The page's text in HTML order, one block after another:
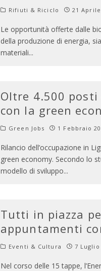
Rifiuti & Riciclo 21 Aprile
Le opportunità offerte dalle
della produzione di energia,
materiali...
Oltre 4.500
con la green
Green Jobs 1 Febbraio
Rilancio dell’occupazione in
green economy. Secondo lo
modello di sviluppo...
Tutti in piazza
appuntamenti
Eventi & Cultura 7 Luglio
Nel corso delle 15 tappe,